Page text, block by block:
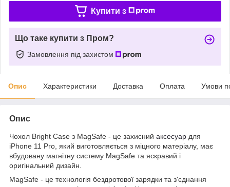
Купити з
Що таке купити з Пром?
Замовлення під захистом
Опис Характеристики Доставка Оплата Умови
Опис
Чохол Bright Case з MagSafe - це захисний аксесуар для
iPhone 11 Pro, який виготовляється з міцного матеріалу, має
вбудовану магнітну систему MagSafe та яскравий і
оригінальний дизайн.
MagSafe - це технологія бездротової зарядки та з'єднання